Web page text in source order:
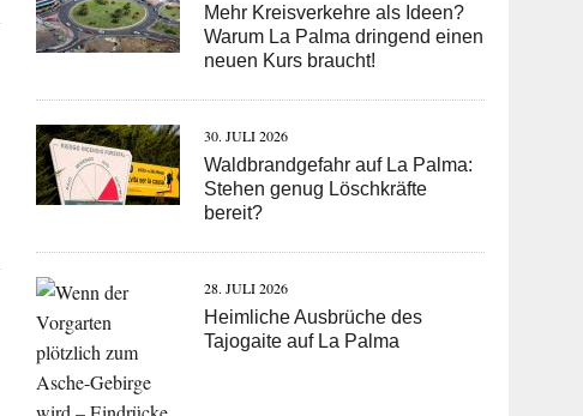
Mehr Kreisverkehre als Ideen?
Warum La Palma dringend einen
neuen Kurs braucht!
30. JULI 2026
Waldbrandgefahr auf La Palma:
Stehen genug Löschkräfte
bereit?
28. JULI 2026
Heimliche Ausbrüche des
Tajogaite auf La Palma